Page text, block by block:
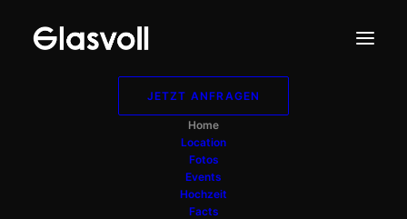
JETZT ANFRAGEN
Home
Location
Fotos
Events
Hochzeit
Facts